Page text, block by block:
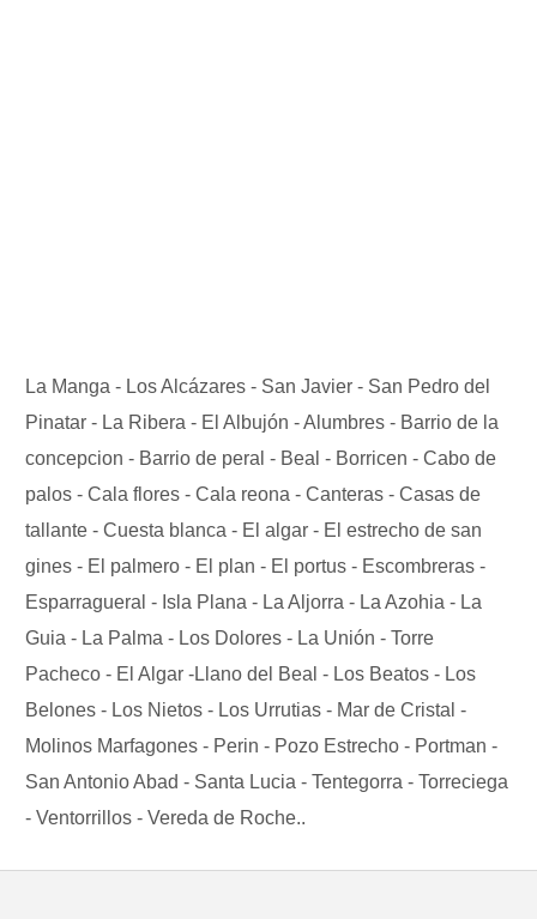
La Manga - Los Alcázares - San Javier - San Pedro del
Pinatar - La Ribera - El Albujón - Alumbres - Barrio de la
concepcion - Barrio de peral - Beal - Borricen - Cabo de
palos - Cala flores - Cala reona - Canteras - Casas de
tallante - Cuesta blanca - El algar - El estrecho de san
gines - El palmero - El plan - El portus - Escombreras -
Esparragueral - Isla Plana - La Aljorra - La Azohia - La
Guia - La Palma - Los Dolores - La Unión - Torre
Pacheco - El Algar -Llano del Beal - Los Beatos - Los
Belones - Los Nietos - Los Urrutias - Mar de Cristal -
Molinos Marfagones - Perin - Pozo Estrecho - Portman -
San Antonio Abad - Santa Lucia - Tentegorra - Torreciega
- Ventorrillos - Vereda de Roche..